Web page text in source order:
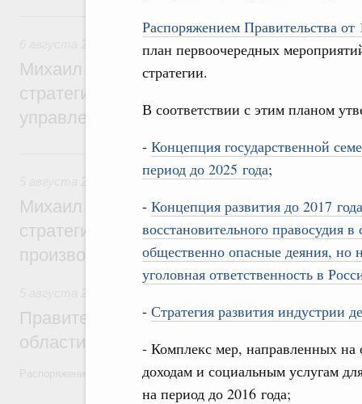
Распоряжением Правительства
план первоочередных
стратегии.
В соответствии с этим планом
- Концепция государственной
период до 2025 года;
- Концепция развития до 2017
восстановительного правосудия
общественно опасные деяния, но
уголовная ответственность в
- Стратегия развития индустрии
- Комплекс мер, направленных на
доходам и социальным услугам
на период до 2016 года;
Михаил Мишустин дал поручения по
стратегической сессии о
управления научно-технологическим
5 августа, среда
Вопросы производительности труда и
Михаил Мишустин дал поручения по
стратегической сессии, посвящённой
производительности труда
Правительство увеличило объём
области в рамках федерального
Распоряжение от 3 августа 2026 года №2067-р